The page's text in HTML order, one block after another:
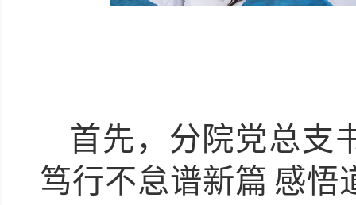
首先，分院党总支
笃行不怠谱新篇 感悟